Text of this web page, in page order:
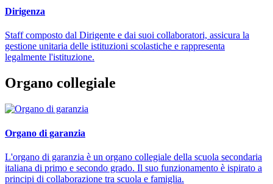
Dirigenza
Staff composto dal Dirigente e dai suoi collaboratori, assicura la
gestione unitaria delle istituzioni scolastiche e rappresenta
legalmente l'istituzione.
Organo collegiale
Organo di garanzia
L'organo di garanzia è un organo collegiale della scuola secondaria
italiana di primo e secondo grado. Il suo funzionamento è ispirato a
principi di collaborazione tra scuola e famiglia.